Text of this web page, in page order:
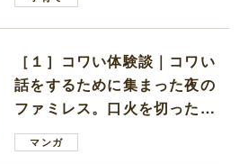
［１］コワい体験談｜コワい
話をするために集まった夜の
ファミレス。口火を切ったの
は電車好きの男の子ママ
マンガ